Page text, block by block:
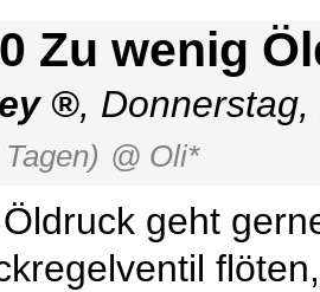
Zu wenig
,
@ Oli*
geht